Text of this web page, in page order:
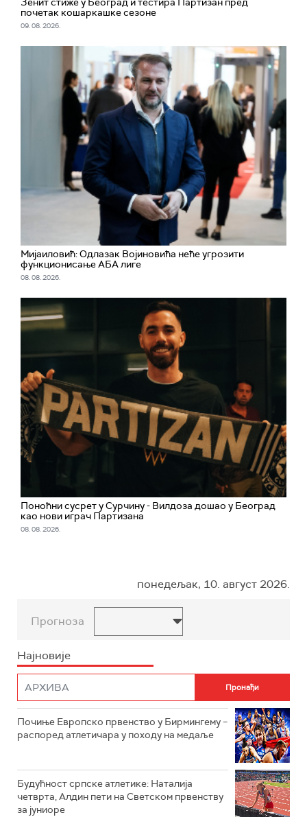
почетак кошаркашке сезоне
09. 08. 2026.
Мијаиловић: Одлазак Војиновића неће угрозити
функционисање АБА лиге
08. 08. 2026.
Поноћни сусрет у Сурчину - Вилдоза дошао у Београд
као нови играч Партизана
08. 08. 2026.
понедељак, 10. август 2026.
Прогноза
Најновије
Почиње Европско првенство у Бирмингему –
распоред атлетичара у походу на медаље
Будућност српске атлетике: Наталија
четврта, Алдин пети на Светском првенству
за јуниоре